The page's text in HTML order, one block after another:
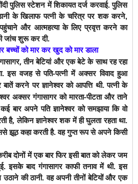
पुलिस स्टेशन में शिकायत दर्ज करवाई. पुलिस
के खिलाफ पत्नी के चरित्र पर शक करने,
और आत्महत्या के लिए प्रवृत्त करने का
जांच शुरू कर दी.
बच्चों को मार कर खुद को मार डाला
तीन बेटियां और एक बेटे के साथ रह रहा
इस वजह से पति-पत्नी में अक्सर विवाद हुआ
करने पर ज्ञानेश्वर को आपत्ति थी. पत्नी के
अक्सर गंगासागर को मारता-पीटता और ताने
बार अपने पति ज्ञानेश्वर को समझाया कि वो
है, लेकिन ज्ञानेश्वर शक में ही घुलता रहता था.
झूठ कहा करती है. वह गुप्त रूप से अपने किसी
दोनों में एक बार फिर इसी बात को लेकर जम
इसके बाद गंगासागर काफी तनाव में थी. इस
की ठानी. वह अपनी तीनों बेटियों और एक